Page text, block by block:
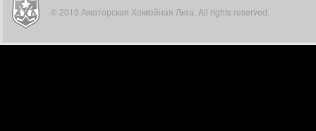
© 2010 Аматорская Хоккейная Лига. All rights reserved.